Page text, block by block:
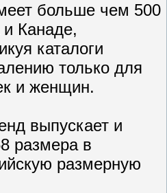
больше чем 500
Канаде,
каталоги
только для
и женщин.
выпускает и
размера в
размерную